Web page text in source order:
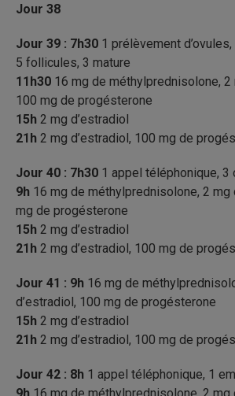
Jour 38
Jour 39 : 7h30 1 prélèvement
5 follicules, 3 mature
11h30 16 mg de méthylprednisolone, 2
100 mg de progésterone
15h 2 mg d’estradiol
21h 2 mg d’estradiol, 100 mg de
Jour 40 : 7h30 1 appel téléphonique,
9h 16 mg de méthylprednisolone, 2 mg
mg de progésterone
15h 2 mg d’estradiol
21h 2 mg d’estradiol, 100 mg de
Jour 41 : 9h 16 mg de
d’estradiol, 100 mg de progésterone
15h 2 mg d’estradiol
21h 2 mg d’estradiol, 100 mg de
Jour 42 : 8h 1 appel téléphonique, 1